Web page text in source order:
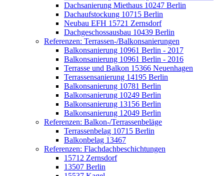
Dachsanierung Miethaus 10247 Berlin
Dachaufstockung 10715 Berlin
Neubau EFH 15721 Zernsdorf
Dachgeschossausbau 10439 Berlin
Referenzen: Terrassen-/Balkonsanierungen
Balkonsanierung 10961 Berlin - 2017
Balkonsanierung 10961 Berlin - 2016
Terrasse und Balkon 15366 Neuenhagen
Terrassensanierung 14195 Berlin
Balkonsanierung 10781 Berlin
Balkonsanierung 10249 Berlin
Balkonsanierung 13156 Berlin
Balkonsanierung 12049 Berlin
Referenzen: Balkon-/Terrassenbeläge
Terrassenbelag 10715 Berlin
Balkonbelag 13467
Referenzen: Flachdachbeschichtungen
15712 Zernsdorf
13507 Berlin